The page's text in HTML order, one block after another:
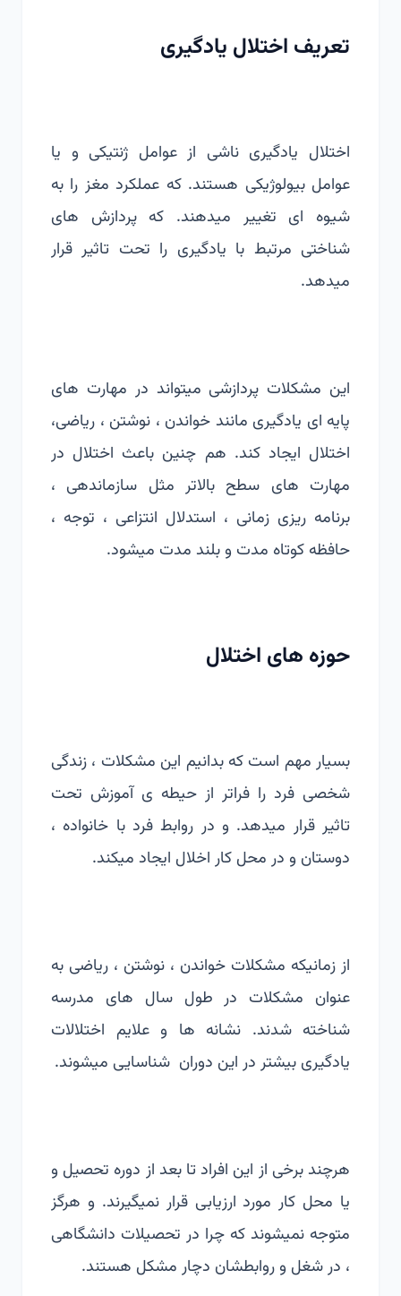
تعریف اختلال یادگیری
اختلال یادگیری ناشی از عوامل ژنتیکی و یا
عوامل بیولوژیکی هستند. که عملکرد مغز را به
شیوه ای تغییر میدهند. که پردازش های
شناختی مرتبط با یادگیری را تحت تاثیر قرار
میدهد.
این مشکلات پردازشی میتواند در مهارت های
پایه ای یادگیری مانند خواندن ، نوشتن ، ریاضی،
اختلال ایجاد کند. هم چنین باعث اختلال در
مهارت های سطح بالاتر مثل سازماندهی ،
برنامه ریزی زمانی ، استدلال انتزاعی ، توجه ،
حافظه کوتاه مدت و بلند مدت میشود.
حوزه های اختلال
بسیار مهم است که بدانیم این مشکلات ، زندگی
شخصی فرد را فراتر از حیطه ی آموزش تحت
تاثیر قرار میدهد. و در روابط فرد با خانواده ،
دوستان و در محل کار اخلال ایجاد میکند.
از زمانیکه مشکلات خواندن ، نوشتن ، ریاضی به
عنوان مشکلات در طول سال های مدرسه
شناخته شدند. نشانه ها و علایم اختلالات
یادگیری بیشتر در این دوران شناسایی میشوند.
هرچند برخی از این افراد تا بعد از دوره تحصیل و
یا محل کار مورد ارزیابی قرار نمیگیرند. و هرگز
متوجه نمیشوند که چرا در تحصیلات دانشگاهی
، در شغل و روابطشان دچار مشکل هستند.